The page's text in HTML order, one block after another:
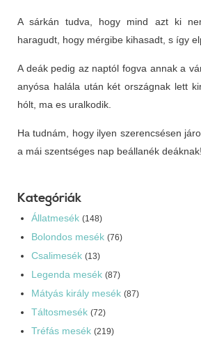
A sárkán tudva, hogy mind azt ki
haragudt, hogy mérgibe kihasadt, s így
A deák pedig az naptól fogva annak a
anyósa halála után két országnak lett
hólt, ma es uralkodik.
Ha tudnám, hogy ilyen szerencsésen
a mái szentséges nap beállanék deáknak!
Kategóriák
Állatmesék (148)
Bolondos mesék (76)
Csalimesék (13)
Legenda mesék (87)
Mátyás király mesék (87)
Táltosmesék (72)
Tréfás mesék (219)